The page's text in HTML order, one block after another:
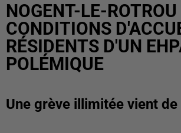
NOGENT-LE-ROTROU
CONDITIONS
RÉSIDENTS D'UN
POLÉMIQUE
Une grève illimitée vient de